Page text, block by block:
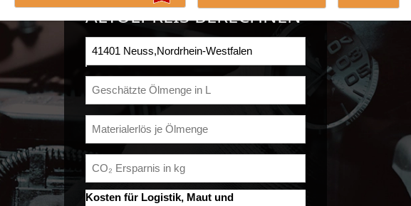
ALTÖLPREIS BERECHNEN
Kosten für Logistik, Maut und